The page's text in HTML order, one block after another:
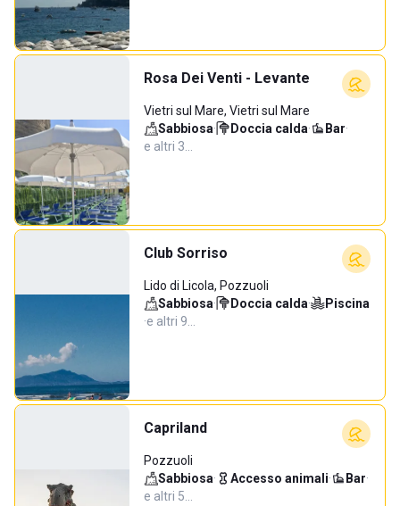
Rosa Dei Venti - Levante
Vietri sul Mare, Vietri sul Mare
Sabbiosa· Doccia calda· Bar·
e altri 3…
Club Sorriso
Lido di Licola, Pozzuoli
Sabbiosa· Doccia calda·
Piscina
·e altri 9…
Capriland
Pozzuoli
Sabbiosa· Accesso animali· Bar·
e altri 5…